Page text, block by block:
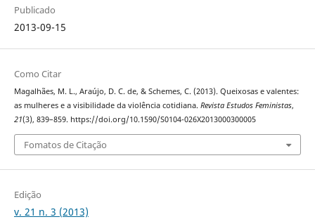
Publicado
2013-09-15
Como Citar
Magalhães, M. L., Araújo, D. C. de, & Schemes, C. (2013). Queixosas e valentes:
as mulheres e a visibilidade da violência cotidiana. Revista Estudos Feministas,
21(3), 839–859. https://doi.org/10.1590/S0104-026X2013000300005
Fomatos de Citação
Edição
v. 21 n. 3 (2013)